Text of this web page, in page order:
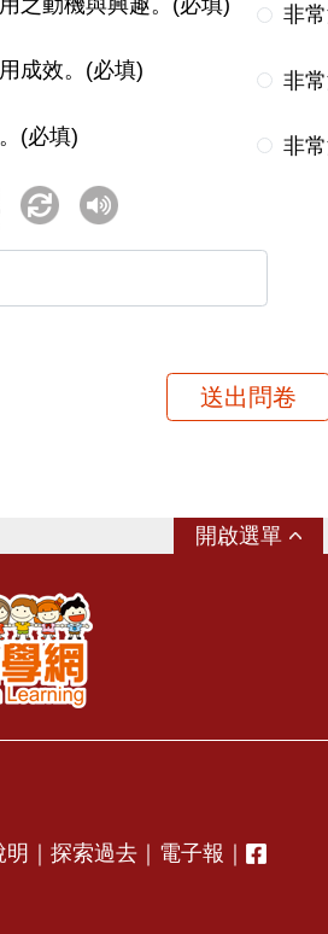
之動機與興趣。(必填) 非
成效。(必填) 非
(必填) 非
送出問卷
選單
明 ｜ 探索過去 ｜ 電子報 ｜